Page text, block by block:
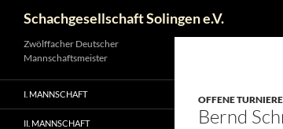
Schachgesellschaft Solingen e.V.
OFFENE TURNIERE
Bernd
Zwölffacher Deutscher
Mannschaftsmeister
I. MANNSCHAFT
II. MANNSCHAFT